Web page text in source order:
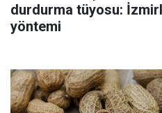
durdurma tüyosu:
yöntemi